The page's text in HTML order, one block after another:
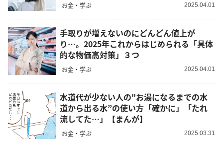
お金・学ぶ 2025.04.01
手取りが増えないのにどんどん値上が
り…。2025年これからはじめられる「具体
的な物価高対策」３つ
お金・学ぶ 2025.04.01
水道代が少ない人の"お湯になるまでの水
道から出る水”の使い方「確かに」「たれ
流してた…」【まんが】
お金・学ぶ 2025.03.31